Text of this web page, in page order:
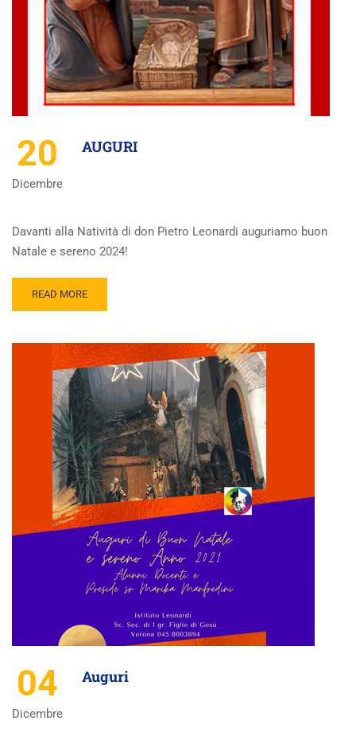
20
Dicembre
AUGURI
Davanti alla Natività di don Pietro Leonardi auguriamo buon
Natale e sereno 2024!
READ MORE
04
Dicembre
Auguri